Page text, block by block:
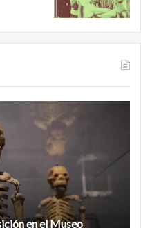
ciudad
maya
al
norte
de
laMinanbé, la ciudad maya